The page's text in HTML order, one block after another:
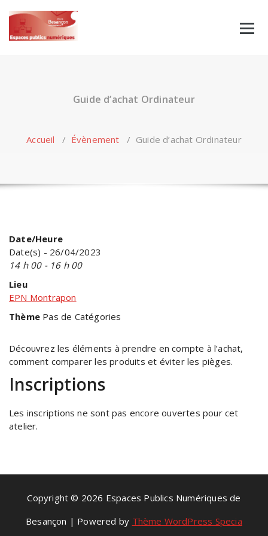
content
Guide d’achat Ordinateur
Accueil / Évènement / Guide d’achat Ordinateur
Date/Heure
Date(s) - 26/04/2023
14 h 00 - 16 h 00
Lieu
EPN Montrapon
Thème Pas de Catégories
Découvrez les éléments à prendre en compte à l’achat,
comment comparer les produits et éviter les pièges.
Inscriptions
Les inscriptions ne sont pas encore ouvertes pour cet
atelier.
Copyright © 2026 Espaces Publics Numériques de
Besançon | Powered by Thème WordPress Specia